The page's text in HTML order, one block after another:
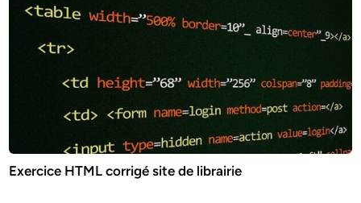
Exercice HTML corrigé site de librairie